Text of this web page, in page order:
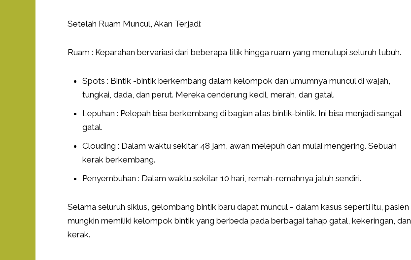
Setelah Ruam Muncul, Akan Terjadi:
Ruam : Keparahan bervariasi dari beberapa titik hingga ruam yang menutupi seluruh tubuh.
Spots : Bintik -bintik berkembang dalam kelompok dan umumnya muncul di wajah,
tungkai, dada, dan perut. Mereka cenderung kecil, merah, dan gatal.
Lepuhan : Pelepah bisa berkembang di bagian atas bintik-bintik. Ini bisa menjadi sangat
gatal.
Clouding : Dalam waktu sekitar 48 jam, awan melepuh dan mulai mengering. Sebuah
kerak berkembang.
Penyembuhan : Dalam waktu sekitar 10 hari, remah-remahnya jatuh sendiri.
Selama seluruh siklus, gelombang bintik baru dapat muncul – dalam kasus seperti itu, pasien
mungkin memiliki kelompok bintik yang berbeda pada berbagai tahap gatal, kekeringan, dan
kerak.